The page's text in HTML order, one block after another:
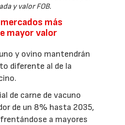
y valor FOB.
más
mayor valor
y ovino mantendrán
diferente al de la
de carne de vacuno
de un 8% hasta 2035,
a mayores